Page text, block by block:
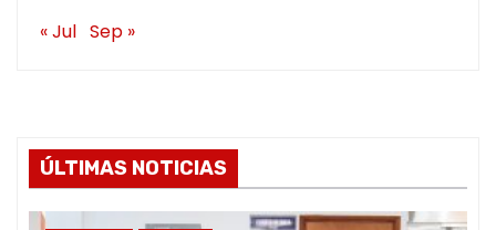
« Jul Sep »
ÚLTIMAS NOTICIAS